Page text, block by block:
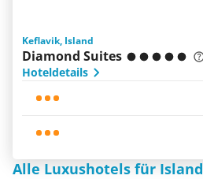
Keflavik, Island
Diamond Suites
Hoteldetails
Alle Luxushotels für Island